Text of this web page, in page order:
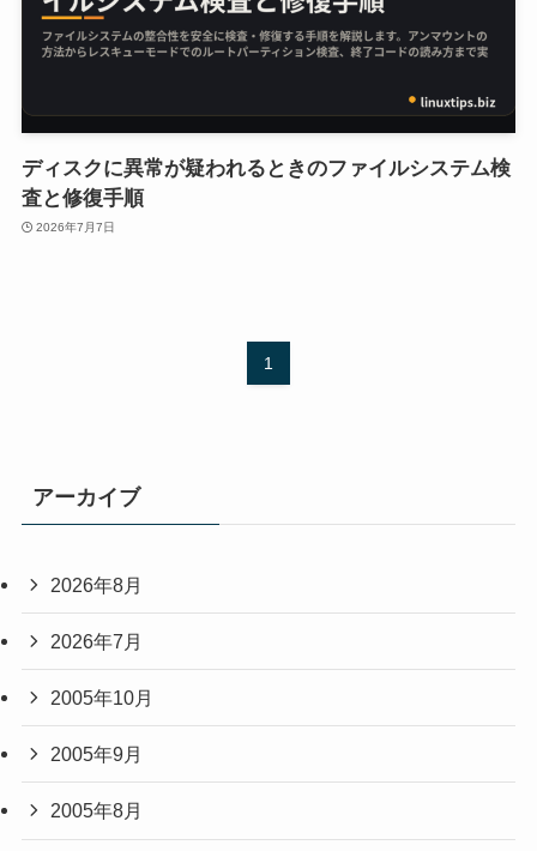
ディスクに異常が疑われるときのファイルシステム検
査と修復手順
2026年7月7日
1
アーカイブ
2026年8月
2026年7月
2005年10月
2005年9月
2005年8月